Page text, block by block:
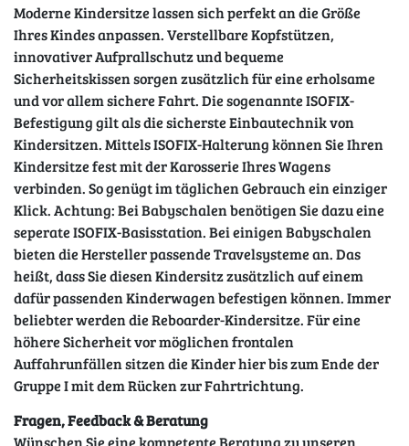
Moderne Kindersitze lassen sich perfekt an die Größe
Ihres Kindes anpassen. Verstellbare Kopfstützen,
innovativer Aufprallschutz und bequeme
Sicherheitskissen sorgen zusätzlich für eine erholsame
und vor allem sichere Fahrt. Die sogenannte ISOFIX-
Befestigung gilt als die sicherste Einbautechnik von
Kindersitzen. Mittels ISOFIX-Halterung können Sie Ihren
Kindersitze fest mit der Karosserie Ihres Wagens
verbinden. So genügt im täglichen Gebrauch ein einziger
Klick. Achtung: Bei Babyschalen benötigen Sie dazu eine
seperate ISOFIX-Basisstation. Bei einigen Babyschalen
bieten die Hersteller passende Travelsysteme an. Das
heißt, dass Sie diesen Kindersitz zusätzlich auf einem
dafür passenden Kinderwagen befestigen können. Immer
beliebter werden die Reboarder-Kindersitze. Für eine
höhere Sicherheit vor möglichen frontalen
Auffahrunfällen sitzen die Kinder hier bis zum Ende der
Gruppe I mit dem Rücken zur Fahrtrichtung.
Fragen, Feedback & Beratung
Wünschen Sie eine kompetente Beratung zu unseren